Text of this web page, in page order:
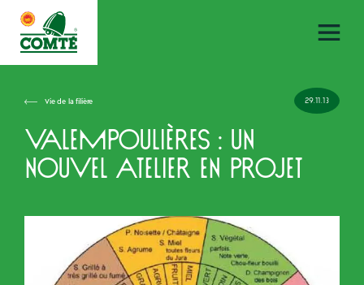
Vie de la filière 29.11.13
Valempoulières : un
nouvel atelier en projet